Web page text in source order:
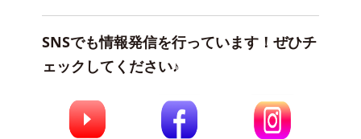
SNSでも情報発信を行っています！ぜひチ
ェックしてください♪